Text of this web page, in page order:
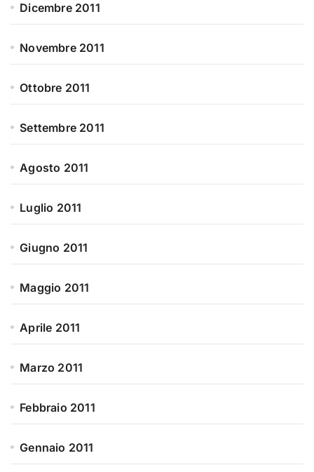
Dicembre 2011
Novembre 2011
Ottobre 2011
Settembre 2011
Agosto 2011
Luglio 2011
Giugno 2011
Maggio 2011
Aprile 2011
Marzo 2011
Febbraio 2011
Gennaio 2011